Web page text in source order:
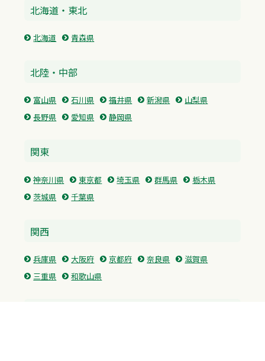
北海道・東北
北海道 青森県
北陸・中部
富山県 石川県 福井県 新潟県
山梨県
長野県
愛知県 静岡県
関東
神奈川県 東京都 埼玉県 群馬県
栃木県
茨城県
千葉県
関西
兵庫県 大阪府 京都府 奈良県
滋賀県
三重県
和歌山県